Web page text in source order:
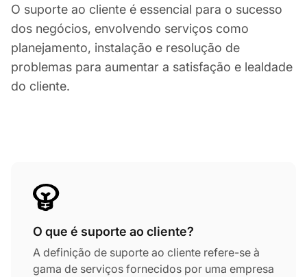
O suporte ao cliente é essencial para o sucesso
dos negócios, envolvendo serviços como
planejamento, instalação e resolução de
problemas para aumentar a satisfação e lealdade
do cliente.
O que é suporte ao cliente?
A definição de suporte ao cliente refere-se à
gama de serviços fornecidos por uma empresa